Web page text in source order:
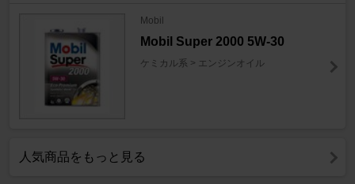
Mobil
Mobil Super 2000 5W-30
ケミカル系 > エンジンオイル
人気商品をもっと見る